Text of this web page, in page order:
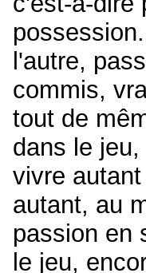
l'autre,
commis,
tout de
dans le
vivre
autant, au
passion en
le jeu,